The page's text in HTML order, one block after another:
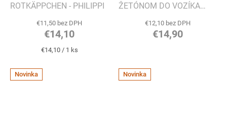
ROTKÄPPCHEN - PHILIPPI
€11,50 bez DPH
€14,10
Jednotková
€14,10 / 1 ks
ŽETÓNOM DO VOZÍKA
€12,10 bez DPH
€14,90
Novinka Novinka